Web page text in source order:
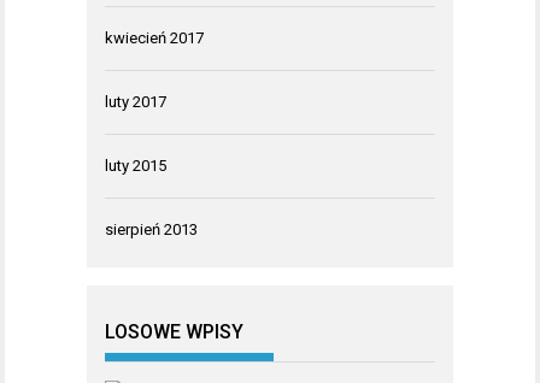
kwiecień 2017
luty 2017
luty 2015
sierpień 2013
LOSOWE WPISY